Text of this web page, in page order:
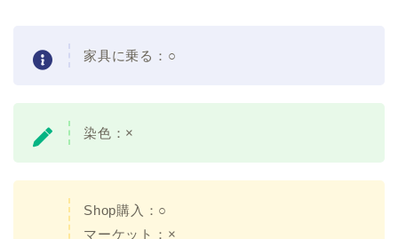
家具に乗る：○
染色：×
Shop購入：○
マーケット：×